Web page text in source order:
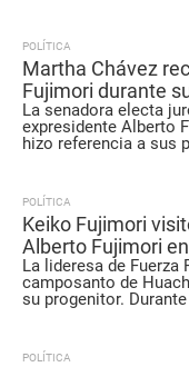
POLÍTICA
Martha Chávez
Fujimori durante
“Por la memoria
presidente del
La senadora electa
expresidente Alberto
hizo referencia a sus
POLÍTICA
Keiko Fujimori
Alberto Fujimori
Día del Padre
La lideresa de Fuerza
camposanto de
su progenitor. Durante
POLÍTICA